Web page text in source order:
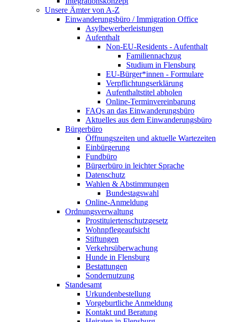
Unsere Ämter von A-Z
Einwanderungsbüro / Immigration Office
Asylbewerberleistungen
Aufenthalt
Non-EU-Residents - Aufenthalt
Familiennachzug
Studium in Flensburg
EU-Bürger*innen - Formulare
Verpflichtungserklärung
Aufenthaltstitel abholen
Online-Terminvereinbarung
FAQs an das Einwanderungsbüro
Aktuelles aus dem Einwanderungsbüro
Bürgerbüro
Öffnungszeiten und aktuelle Wartezeiten
Einbürgerung
Fundbüro
Bürgerbüro in leichter Sprache
Datenschutz
Wahlen & Abstimmungen
Bundestagswahl
Online-Anmeldung
Ordnungsverwaltung
Prostituiertenschutzgesetz
Wohnpflegeaufsicht
Stiftungen
Verkehrsüberwachung
Hunde in Flensburg
Bestattungen
Sondernutzung
Standesamt
Urkundenbestellung
Vorgeburtliche Anmeldung
Kontakt und Beratung